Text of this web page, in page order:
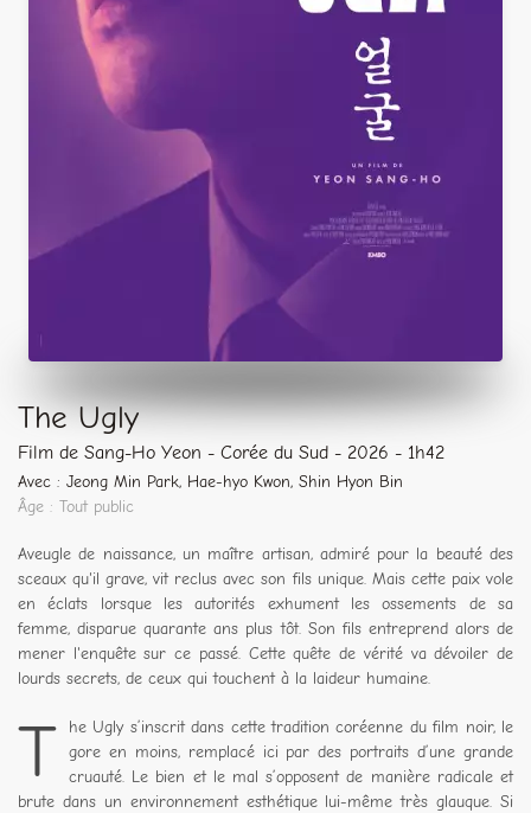
The Ugly
Film de Sang-Ho Yeon - Corée du Sud - 2026 - 1h42
Avec : Jeong Min Park, Hae-hyo Kwon, Shin Hyon Bin
Âge : Tout public
Aveugle de naissance, un maître artisan, admiré pour la beauté des
sceaux qu'il grave, vit reclus avec son fils unique. Mais cette paix vole
en éclats lorsque les autorités exhument les ossements de sa
femme, disparue quarante ans plus tôt. Son fils entreprend alors de
mener l'enquête sur ce passé. Cette quête de vérité va dévoiler de
lourds secrets, de ceux qui touchent à la laideur humaine.
T
he Ugly s’inscrit dans cette tradition coréenne du film noir, le
gore en moins, remplacé ici par des portraits d’une grande
cruauté. Le bien et le mal s’opposent de manière radicale et
brute dans un environnement esthétique lui-même très glauque. Si